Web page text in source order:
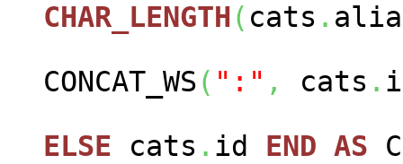
CHAR_LENGTH( cats .
CONCAT_WS( ":" , cats .
ELSE cats . id END AS